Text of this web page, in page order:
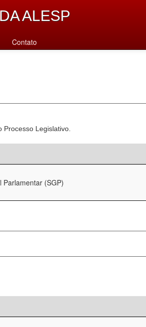
ALESP
Contato
Legislativo.
Parlamentar (SGP)